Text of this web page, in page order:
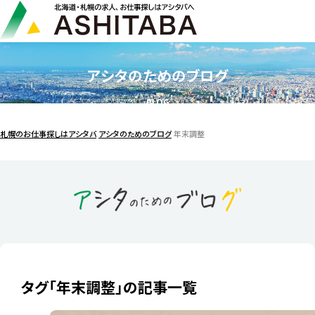
アシタのためのブログ
BLOG
札幌のお仕事探しはアシタバ アシタのためのブログ年末調整
タグ「年末調整」の記事一覧